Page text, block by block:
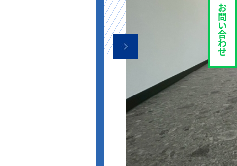
お
問
い
合
わ
せ